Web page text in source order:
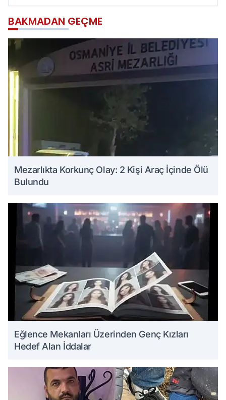
BAKMADAN GEÇME
Mezarlıkta Korkunç Olay: 2 Kişi Araç İçinde Ölü
Bulundu
Eğlence Mekanları Üzerinden Genç Kızları
Hedef Alan İddalar